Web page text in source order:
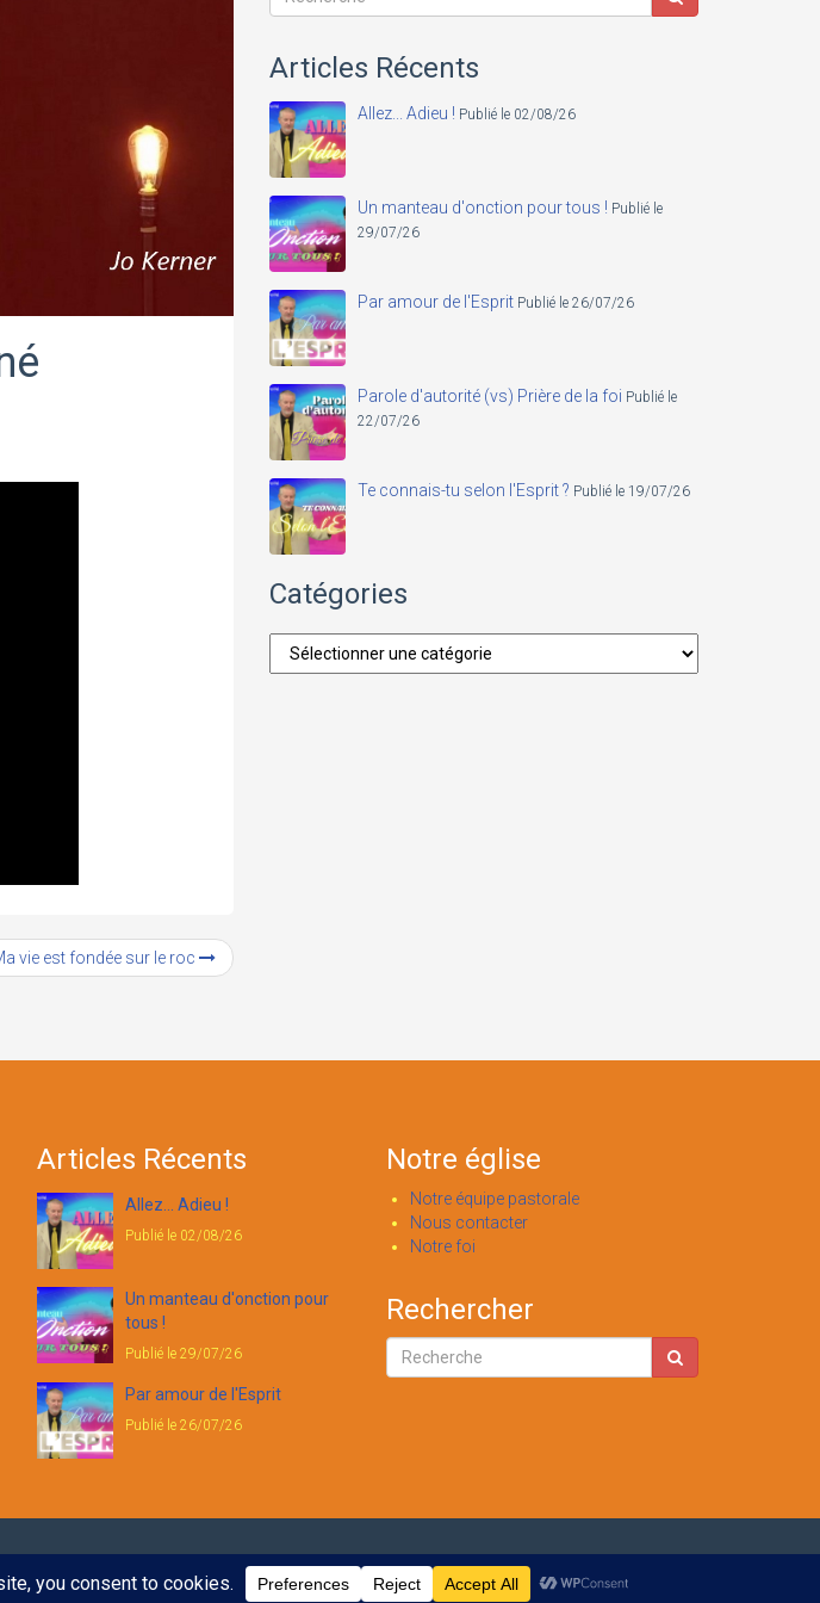
vie est fondée sur le roc
Articles Récents
Allez... Adieu ! Publié le 02/08/26
Un manteau d'onction pour tous ! Publié le
29/07/26
Par amour de l'Esprit Publié le 26/07/26
Parole d'autorité (vs) Prière de la foi Publié le
22/07/26
Te connais-tu selon l'Esprit ? Publié le 19/07/26
Catégories
Catégories
Articles Récents
Allez... Adieu !
Publié le 02/08/26
Un manteau d'onction pour
tous !
Publié le 29/07/26
Par amour de l'Esprit
Publié le 26/07/26
Notre église
Notre équipe pastorale
Nous contacter
Notre foi
Rechercher
Accueil A propos de nous